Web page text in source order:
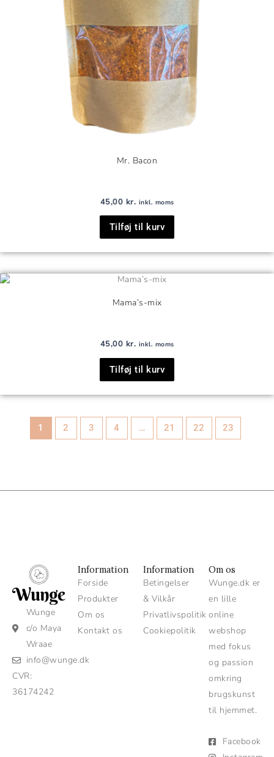
Mr. Bacon
45,00 kr. inkl. moms
Tilføj til kurv
Mama’s-mix
45,00 kr. inkl. moms
Tilføj til kurv
1 2 3 4 … 21 22 23
Wunge
c/o Maya
Wraae
info@wunge.dk
CVR:
36174242
Information
Forside
Produkter
Om os
Kontakt os
Information
Betingelser
& Vilkår
Privatlivspolitik
Cookiepolitik
Om os
Wunge.dk er
en lille
online
webshop
med fokus
og passion
omkring
brugskunst
til hjemmet.
Facebook